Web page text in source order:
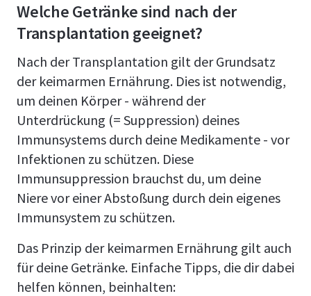
Welche Getränke sind nach der
Transplantation geeignet?
Nach der Transplantation gilt der Grundsatz
der keimarmen Ernährung. Dies ist notwendig,
um deinen Körper - während der
Unterdrückung (= Suppression) deines
Immunsystems durch deine Medikamente - vor
Infektionen zu schützen. Diese
Immunsuppression brauchst du, um deine
Niere vor einer Abstoßung durch dein eigenes
Immunsystem zu schützen.
Das Prinzip der keimarmen Ernährung gilt auch
für deine Getränke. Einfache Tipps, die dir dabei
helfen können, beinhalten: